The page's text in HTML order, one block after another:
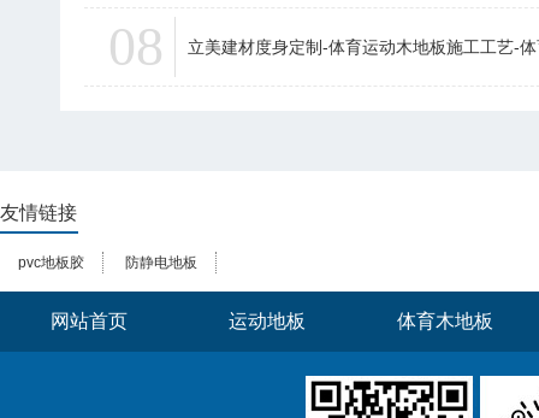
08 立美建材度身定制-体育运动木地板施工工艺-
友情链接
pvc地板胶 防静电地板
网站首页 运动地板 体育木地板